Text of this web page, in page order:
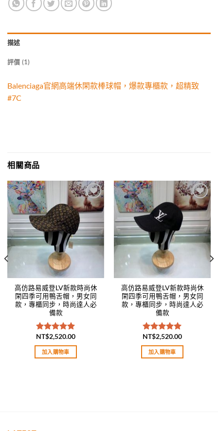
描述
評價 (1)
Balenciaga官網高端休閑款棒球帽，爆款專櫃款，超精致
#7C
相關商品
Add to
wishlist
高仿路易威登LV新款時尚休
閑四季可用鴨舌帽，男女同
款，專櫃同步，時尚達人必
備款
評分5.00
滿分 5
NT$2,520.00
加入購物車
Add to
wishlist
高仿路易威登LV新款時尚休
閑四季可用鴨舌帽，男女同
款，專櫃同步，時尚達人必
備款
評分5.00
滿分 5
NT$2,520.00
加入購物車